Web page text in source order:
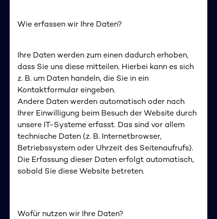
Wie erfassen wir Ihre Daten?
Ihre Daten werden zum einen dadurch erhoben,
dass Sie uns diese mitteilen. Hierbei kann es sich
z. B. um Daten handeln, die Sie in ein
Kontaktformular eingeben.
Andere Daten werden automatisch oder nach
Ihrer Einwilligung beim Besuch der Website durch
unsere IT-Systeme erfasst. Das sind vor allem
technische Daten (z. B. Internetbrowser,
Betriebssystem oder Uhrzeit des Seitenaufrufs).
Die Erfassung dieser Daten erfolgt automatisch,
sobald Sie diese Website betreten.
Wofür nutzen wir Ihre Daten?